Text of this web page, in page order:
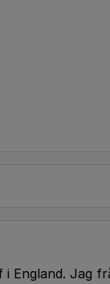
i England. Jag